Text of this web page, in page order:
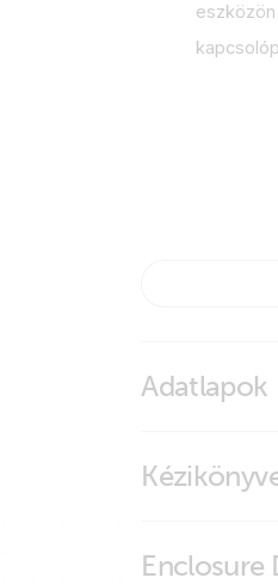
Adatlapok
Enclosure